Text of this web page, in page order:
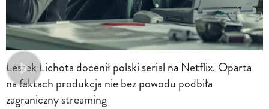
Leszek Lichota docenił polski serial na Netflix. Oparta
na faktach produkcja nie bez powodu podbiła
zagraniczny streaming